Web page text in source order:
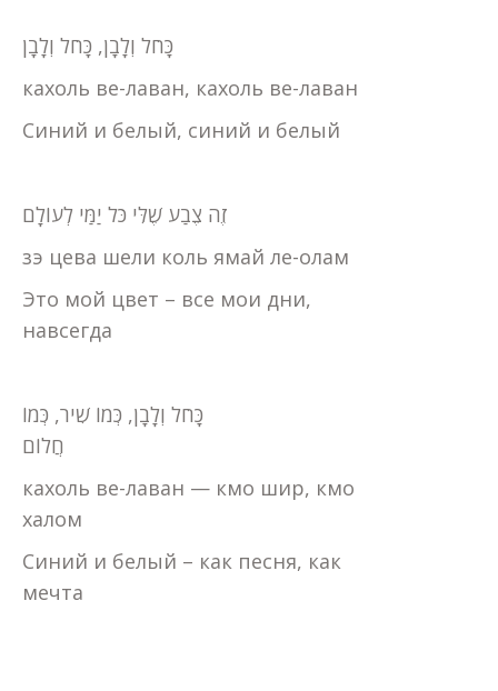
כָּחֹל וְלָבָן, כָּחֹל וְלָבָן
кахоль ве-лаван, кахоль ве-лаван
Синий и белый, синий и белый
זֶה צֶבַע שֶׁלִּי כֹּל יַמַּי לְעוֹלָם
зэ цева шели коль ямай ле-олам
Это мой цвет – все мои дни,
навсегда
כָּחֹל וְלָבָן, כְּמוֹ שִׁיר, כְּמוֹ
חֲלוֹם
кахоль ве-лаван — кмо шир, кмо
халом
Синий и белый – как песня, как
мечта